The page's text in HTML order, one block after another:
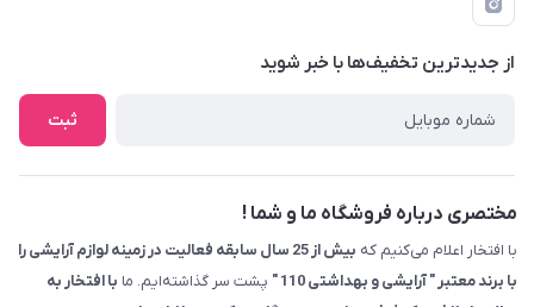
info@cosmetics110.com
کرمانشاه ، بلوار نوبهار ، بین کوی ۱۱۰ و ۱۱۲ ، آرایشی و بهداشتی ۱۱۰
از جدید‌ترین تخفیف‌ها با‌ خبر شوید
ثبت
مختصری درباره فروشگاه ما و شما !
با افتخار اعلام می‌کنیم که
بیش از 25 سال سابقه فعالیت در زمینه لوازم آرایشی را
با برند معتبر " آرایشی و بهداشتی 110 "
پشت سر گذاشته‌ایم. ما با افتخار به